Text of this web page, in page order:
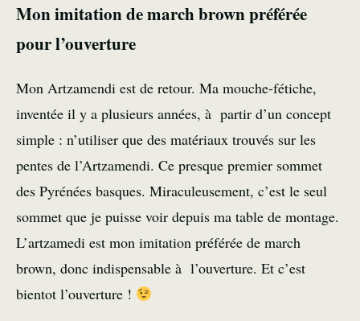
Mon imitation de march brown préférée
pour l’ouverture
Mon Artzamendi est de retour. Ma mouche-fétiche,
inventée il y a plusieurs années, à partir d’un concept
simple : n’utiliser que des matériaux trouvés sur les
pentes de l’Artzamendi. Ce presque premier sommet
des Pyrénées basques. Miraculeusement, c’est le seul
sommet que je puisse voir depuis ma table de montage.
L’artzamedi est mon imitation préférée de march
brown, donc indispensable à l’ouverture. Et c’est
bientot l’ouverture !